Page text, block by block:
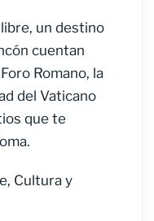
un destino
cuentan
Romano, la
del Vaticano
que te
Cultura y